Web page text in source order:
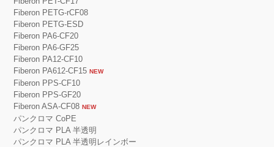
Fiberon PETG-rCF08
Fiberon PETG-ESD
Fiberon PA6-CF20
Fiberon PA6-GF25
Fiberon PA12-CF10
Fiberon PA612-CF15 NEW
Fiberon PPS-CF10
Fiberon PPS-GF20
Fiberon ASA-CF08 NEW
パンクロマ CoPE
パンクロマ PLA 半透明
パンクロマ PLA 半透明レインボー